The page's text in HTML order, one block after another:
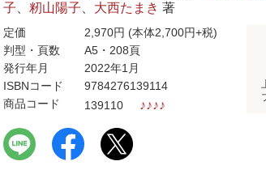
子
籾山陽子 大西たまき 著
定価 2,970円 (本体2,700円+税)
判型・頁数
A5・208頁
発行年月
2022年1月
ISBNコード
9784276139114
商品コード
139110 ♪♪♪♪